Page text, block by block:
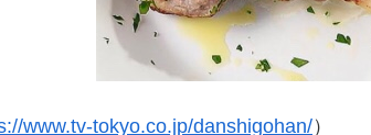
www.tv-tokyo.co.jp/danshigohan/）